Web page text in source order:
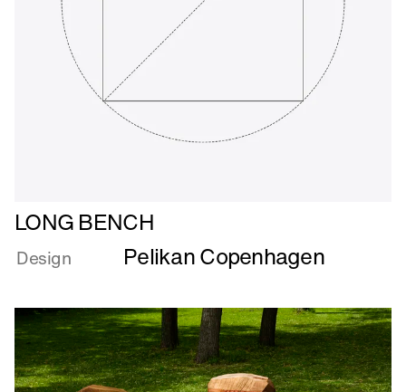
Læs
mere
om
LONG BENCH
Design Pelikan Copenhagen